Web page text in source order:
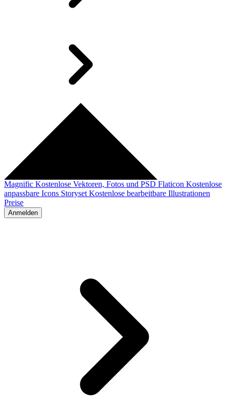
Magnific Kostenlose Vektoren, Fotos und PSD Flaticon Kostenlose
anpassbare Icons Storyset Kostenlose bearbeitbare Illustrationen
Preise
Anmelden